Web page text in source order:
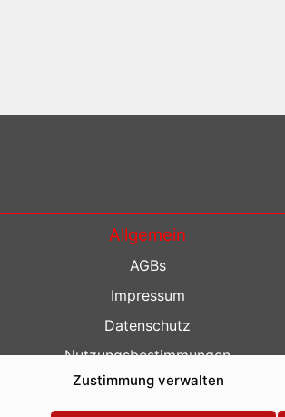
Zustimmung verwalten
Allgemein
AGBs
Impressum
Datenschutz
Nutzungsbestimmungen
Kontakt